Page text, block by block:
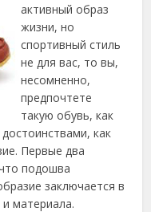
активный образ
жизни, но
спортивный стиль
не для вас, то вы,
несомненно,
предпочтете
такую обувь, как
как
Первые два
подошва
заключается в
материала.